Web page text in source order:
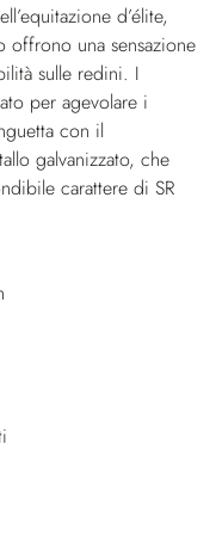
d’élite,
offrono una sensazione
sulle redini. I
per agevolare i
con il
galvanizzato, che
carattere di SR